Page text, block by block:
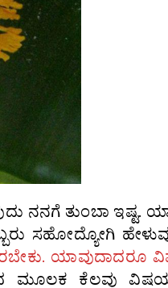
ನನಗೆ ತುಂಬಾ ಇಷ್ಟ.
ಸಹೋದ್ಯೋಗಿ
ಯಾವುದಾದರೂ
ಮೂಲಕ ಕೆಲವು